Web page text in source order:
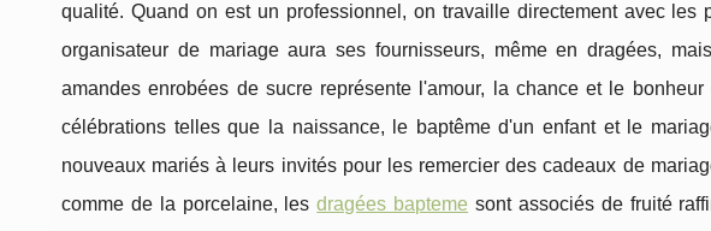
qualité. Quand on est un professionnel, on travaille directement avec
organisateur de mariage aura ses fournisseurs, même en dragées,
amandes enrobées de sucre représente l'amour, la chance et le
célébrations telles que la naissance, le baptême d'un enfant et le
nouveaux mariés à leurs invités pour les remercier des cadeaux de
comme de la porcelaine, lesdragées bapteme sont associés de fruité